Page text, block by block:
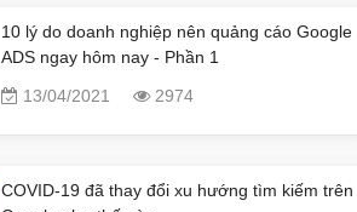
10 lý do doanh nghiệp nên quảng cáo Google
ADS ngay hôm nay - Phần 1
13/04/2021
2974
COVID-19 đã thay đổi xu hướng tìm kiếm trên